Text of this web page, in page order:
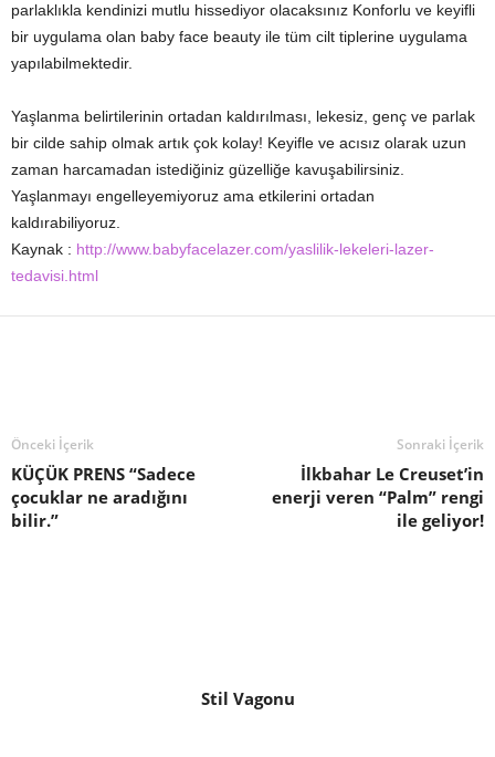
parlaklıkla kendinizi mutlu hissediyor olacaksınız Konforlu ve keyifli
bir uygulama olan baby face beauty ile tüm cilt tiplerine uygulama
yapılabilmektedir.
Yaşlanma belirtilerinin ortadan kaldırılması, lekesiz, genç ve parlak
bir cilde sahip olmak artık çok kolay! Keyifle ve acısız olarak uzun
zaman harcamadan istediğiniz güzelliğe kavuşabilirsiniz.
Yaşlanmayı engelleyemiyoruz ama etkilerini ortadan
kaldırabiliyoruz.
Kaynak : http://www.babyfacelazer.com/yaslilik-lekeleri-lazer-
tedavisi.html
Önceki İçerik
KÜÇÜK PRENS “Sadece
çocuklar ne aradığını
bilir.”
Sonraki İçerik
İlkbahar Le Creuset’in
enerji veren “Palm” rengi
ile geliyor!
Stil Vagonu